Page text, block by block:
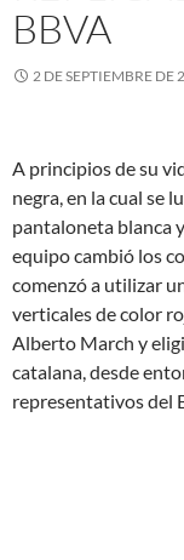
BBVA
2 DE SEPTIEMBRE DE
A principios de su
negra, en la cual se
pantaloneta blanca
equipo cambió los
comenzó a utilizar
verticales de color
Alberto March y
catalana, desde
representativos del